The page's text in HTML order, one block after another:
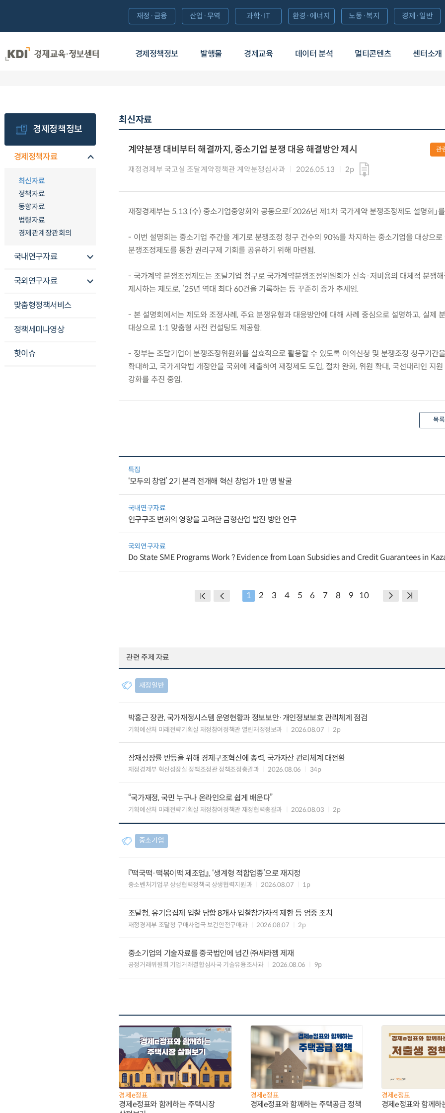
경제정책정보 발행물 경제교육 데이터 분석 멀티콘텐츠 센터소개
재정·금융 산업·무역 과학·IT 환경·에너지 노동·복지 경제·일반
경제정책정보
경제정책자료
최신자료
정책자료
동향자료
법령자료
경제관계장관회의
국내연구자료
국외연구자료
맞춤형정책서비스
정책세미나영상
핫이슈
최신자료
계약분쟁 대비부터 해결까지, 중소기업 분쟁 대응 해결방안 제시
재정경제부 국고실 조달계약정책관 계약분쟁심사과 2026.05.13 2p
관
재정경제부는 5.13.(수) 중소기업중앙회와 공동으로「2026년 제1차 국가계약 분쟁조정제도 설명회」
- 이번 설명회는 중소기업 주간을 계기로 분쟁조정 청구 건수의 90%를 차지하는 중소기업을 대상으로
분쟁조정제도를 통한 권리구제 기회를 공유하기 위해 마련됨.
- 국가계약 분쟁조정제도는 조달기업 청구로 국가계약분쟁조정위원회가 신속·저비용의 대체적 분쟁
제시하는 제도로, ’25년 역대 최다 60건을 기록하는 등 꾸준히 증가 추세임.
- 본 설명회에서는 제도와 조정사례, 주요 분쟁유형과 대응방안에 대해 사례 중심으로 설명하고, 실제
대상으로 1:1 맞춤형 사전 컨설팅도 제공함.
- 정부는 조달기업이 분쟁조정위원회를 실효적으로 활용할 수 있도록 이의신청 및 분쟁조정 청구기간
확대하고, 국가계약법 개정안을 국회에 제출하여 재정제도 도입, 절차 완화, 위원 확대, 국선대리인 지원
강화를 추진 중임.
목록
특집
‘모두의 창업’ 2기 본격 전개해 혁신 창업가 1만 명 발굴
국내연구자료
인구구조 변화의 영향을 고려한 금형산업 발전 방안 연구
국외연구자료
Do State SME Programs Work ? Evidence from Loan Subsidies and Credit Guarantees in
1 2 3 4 5 6 7 8 9 10
관련 주제 자료
재정일반
박홍근 장관, 국가재정시스템 운영현황과 정보보안·개인정보보호 관리체계 점검
기획예산처 미래전략기획실 재정참여정책관 열린재정정보과 2026.08.07 2p
잠재성장률 반등을 위해 경제구조혁신에 총력, 국가자산 관리체계 대전환
재정경제부 혁신성장실 정책조정관 정책조정총괄과 2026.08.06 34p
“국가재정, 국민 누구나 온라인으로 쉽게 배운다”
기획예산처 미래전략기획실 재정참여정책관 재정협력총괄과 2026.08.03 2p
중소기업
『떡국떡·떡볶이떡 제조업』, ‘생계형 적합업종’으로 재지정
중소벤처기업부 상생협력정책국 상생협력지원과 2026.08.07 1p
조달청, 유기응집제 입찰 담합 8개사 입찰참가자격 제한 등 엄중 조치
재정경제부 조달청 구매사업국 보건안전구매과 2026.08.07 2p
중소기업의 기술자료를 중국법인에 넘긴 ㈜세라젬 제재
공정거래위원회 기업거래결합심사국 기술유용조사과 2026.08.06 9p
경제e정표
경제e정표와 함께하는 주택시장
경제e정표
경제e정표와 함께하는 주택공급 정책
경제e정표
경제e정표와 함께하